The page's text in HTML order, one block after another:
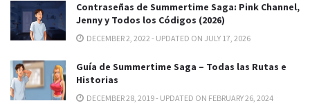
Contraseñas de Summertime Saga: Pink Channel,
Jenny y Todos los Códigos (2026)
DECEMBER 2, 2022 - UPDATED ON JULY 17, 2026
Guía de Summertime Saga – Todas las Rutas e
Historias
DECEMBER 28, 2019 - UPDATED ON FEBRUARY 26, 2024